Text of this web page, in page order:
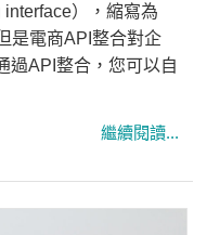
），縮寫為
是電商API整合對企
過API整合，您可以自